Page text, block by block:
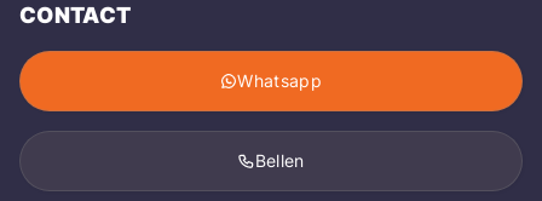
CONTACT
Whatsapp
Bellen